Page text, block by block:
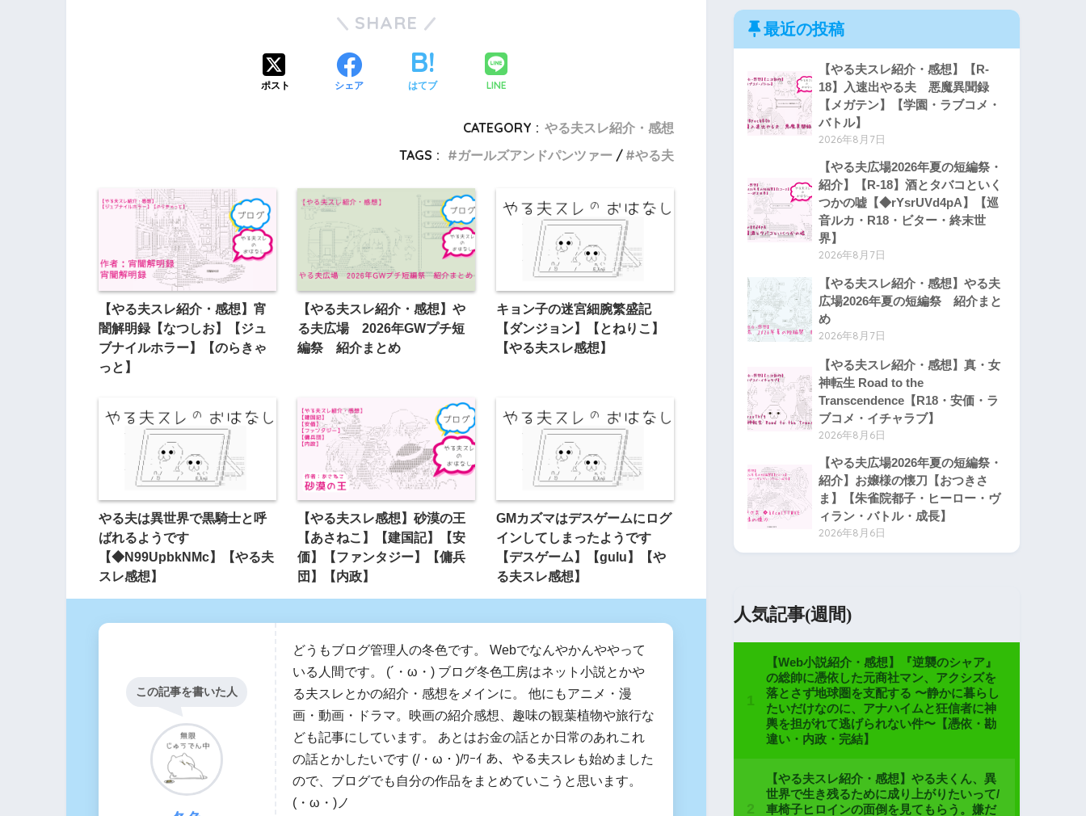
SHARE
ポスト シェア はてブ LINE
CATEGORY : やる夫スレ紹介・感想
TAGS :
ガールズアンドパンツァー やる夫
【やる夫スレ紹介・感想】宵
闇解明録【なつしお】【ジュ
ブナイルホラー】【のらきゃ
っと】
【やる夫スレ紹介・感想】や
る夫広場 2026年GWプチ短
編祭 紹介まとめ
キョン子の迷宮細腕繁盛記
【ダンジョン】【とねりこ】
【やる夫スレ感想】
やる夫は異世界で黒騎士と呼
ばれるようです
【◆N99UpbkNMc】【やる夫
スレ感想】
【やる夫スレ感想】砂漠の王
【あさねこ】【建国記】【安
価】【ファンタジー】【傭兵
団】【内政】
GMカズマはデスゲームにログ
インしてしまったようです
【デスゲーム】【gulu】【や
る夫スレ感想】
この記事を書いた人
どうもブログ管理人の冬色です。 Webでなんやかんややって
いる人間です。 (´・ω・) ブログ冬色工房はネット小説とかや
る夫スレとかの紹介・感想をメインに。 他にもアニメ・漫
画・動画・ドラマ。映画の紹介感想、趣味の観葉植物や旅行な
ども記事にしています。 あとはお金の話とか日常のあれこれ
の話とかしたいです (/・ω・)/ﾜｰｲ あ、やる夫スレも始めました
ので、ブログでも自分の作品をまとめていこうと思います。
(・ω・)ノ
最近の投稿
【やる夫スレ紹介・感想】【R-
18】入速出やる夫 悪魔異聞録
【メガテン】【学園・ラブコメ・
バトル】
2026年8月7日
【やる夫広場2026年夏の短編祭・
紹介】【R-18】酒とタバコといく
つかの嘘【◆rYsrUVd4pA】【巡
音ルカ・R18・ビター・終末世
界】
2026年8月7日
【やる夫スレ紹介・感想】やる夫
広場2026年夏の短編祭 紹介まと
め
2026年8月7日
【やる夫スレ紹介・感想】真・女
神転生 Road to the
Transcendence【R18・安価・ラ
ブコメ・イチャラブ】
2026年8月6日
【やる夫広場2026年夏の短編祭・
紹介】お嬢様の懐刀【おつきさ
ま】【朱雀院都子・ヒーロー・ヴ
ィラン・バトル・成長】
2026年8月6日
人気記事(週間)